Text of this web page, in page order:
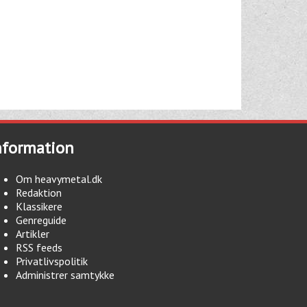
Om heavymetal.dk
Redaktion
Klassikere
Genreguide
Artikler
RSS feeds
Privatlivspolitik
Administrer samtykke